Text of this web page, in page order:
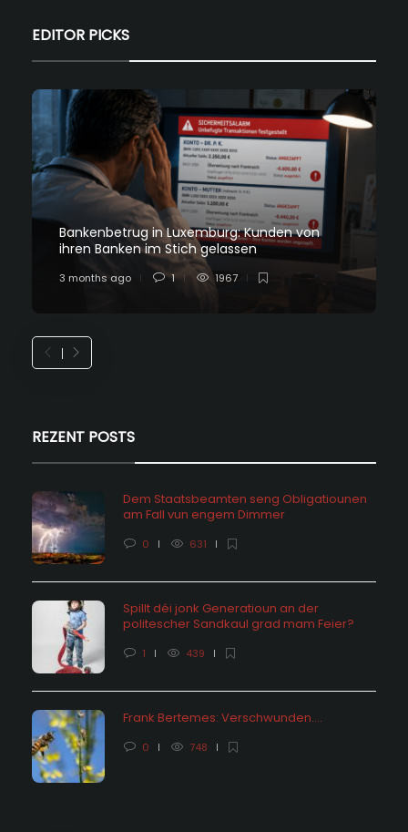
EDITOR PICKS
Bankenbetrug in Luxemburg: Kunden von
ihren Banken im Stich gelassen
3 months ago 1 1967
REZENT POSTS
Dem Staatsbeamten seng Obligatiounen
am Fall vun engem Dimmer
0 631
Spillt déi jonk Generatioun an der
politescher Sandkaul grad mam Feier?
1 439
Frank Bertemes: Verschwunden….
0 748